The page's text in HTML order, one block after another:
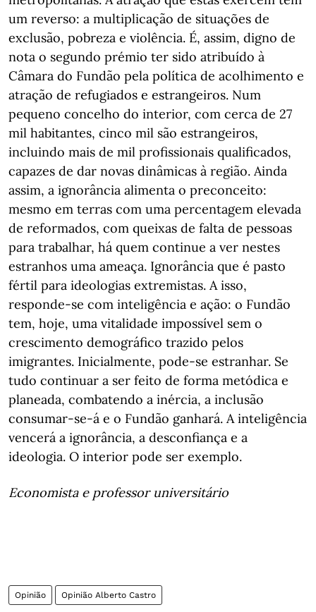
um reverso: a multiplicação de situações de
exclusão, pobreza e violência. É, assim, digno de
nota o segundo prémio ter sido atribuído à
Câmara do Fundão pela política de acolhimento e
atração de refugiados e estrangeiros. Num
pequeno concelho do interior, com cerca de 27
mil habitantes, cinco mil são estrangeiros,
incluindo mais de mil profissionais qualificados,
capazes de dar novas dinâmicas à região. Ainda
assim, a ignorância alimenta o preconceito:
mesmo em terras com uma percentagem elevada
de reformados, com queixas de falta de pessoas
para trabalhar, há quem continue a ver nestes
estranhos uma ameaça. Ignorância que é pasto
fértil para ideologias extremistas. A isso,
responde-se com inteligência e ação: o Fundão
tem, hoje, uma vitalidade impossível sem o
crescimento demográfico trazido pelos
imigrantes. Inicialmente, pode-se estranhar. Se
tudo continuar a ser feito de forma metódica e
planeada, combatendo a inércia, a inclusão
consumar-se-á e o Fundão ganhará. A inteligência
vencerá a ignorância, a desconfiança e a
ideologia. O interior pode ser exemplo.
Economista e professor universitário
Opinião Opinião Alberto Castro